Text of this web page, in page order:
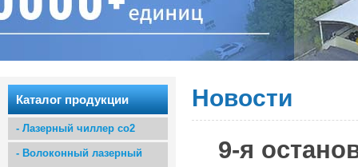
Каталог продукции
- Лазерный чиллер co2
- Волоконный лазерный
Новости
9-я